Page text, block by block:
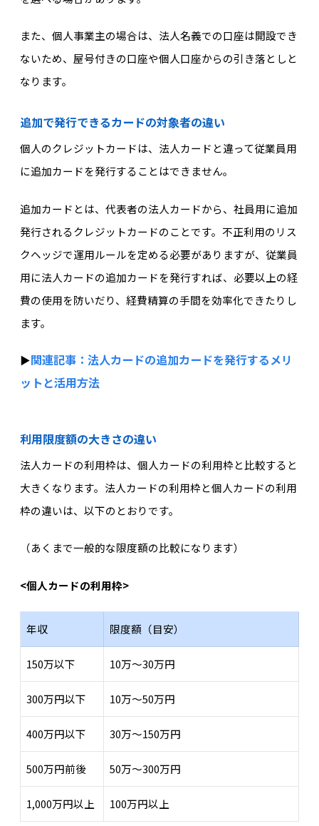
また、個人事業主の場合は、法人名義での口座は開設でき
ないため、屋号付きの口座や個人口座からの引き落としと
なります。
追加で発行できるカードの対象者の違い
個人のクレジットカードは、法人カードと違って従業員用
に追加カードを発行することはできません。
追加カードとは、代表者の法人カードから、社員用に追加
発行されるクレジットカードのことです。不正利用のリス
クヘッジで運用ルールを定める必要がありますが、従業員
用に法人カードの追加カードを発行すれば、必要以上の経
費の使用を防いだり、経費精算の手間を効率化できたりし
ます。
▶︎関連記事： 法人カードの追加カードを発行するメリ
ットと活用方法
利用限度額の大きさの違い
法人カードの利用枠は、個人カードの利用枠と比較すると
大きくなります。法人カードの利用枠と個人カードの利用
枠の違いは、以下のとおりです。
（あくまで一般的な限度額の比較になります）
<個人カードの利用枠>
年収 限度額（目安）
150万以下 10万～30万円
300万円以下 10万～50万円
400万円以下 30万～150万円
500万円前後 50万～300万円
1,000万円以上 100万円以上